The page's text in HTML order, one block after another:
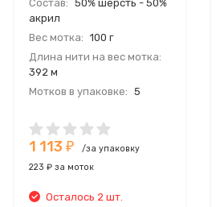
Состав: 50% шерсть - 50%
акрил
Вес мотка: 100 г
Длина нити на вес мотка:
392 м
Мотков в упаковке: 5
Производитель:
СЕМЕНОВСКАЯ ПРЯЖА
1 113 ₽
/за упаковку
223 ₽ за моток
Осталось 2 шт.